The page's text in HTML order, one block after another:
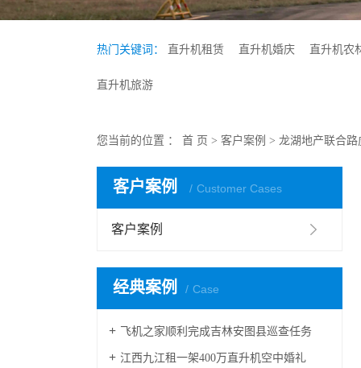
热门关键词： 直升机租赁 直升机婚庆 直升机农
直升机旅游
您当前的位置 ： 首 页 > 客户案例 > 龙湖地产联合
客户案例 Customer Cases
客户案例
经典案例 Case
飞机之家顺利完成吉林安图县巡查任务
江西九江租一架400万直升机空中婚礼